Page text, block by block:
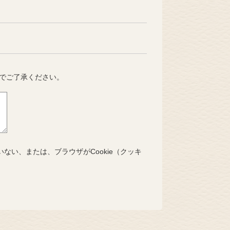
ご了承ください。
い、または、ブラウザがCookie（クッキ